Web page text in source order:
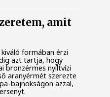
amit
formában érzi
azt tartja, hogy
bronzérmes nyíltvízi
aranyérmét szerezte
bajnokságon azzal,